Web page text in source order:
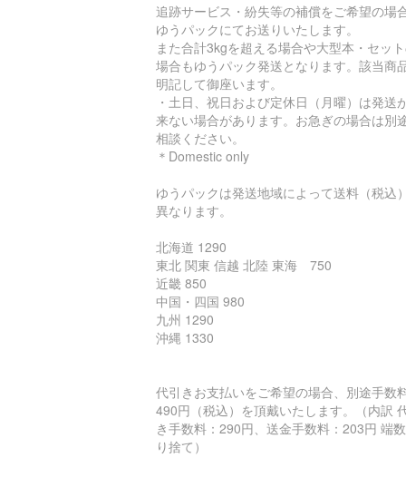
追跡サービス・紛失等の補償をご希望の場
ゆうパックにてお送りいたします。
また合計3kgを超える場合や大型本・セッ
場合もゆうパック発送となります。該当商
明記して御座います。
・土日、祝日および定休日（月曜）は発送
来ない場合があります。お急ぎの場合は別
相談ください。
＊Domestic only
ゆうパックは発送地域によって送料（税込
異なります。
北海道 1290
東北 関東 信越 北陸 東海 750
近畿 850
中国・四国 980
九州 1290
沖縄 1330
代引きお支払いをご希望の場合、別途手数
490円（税込）を頂戴いたします。（内訳
き手数料：290円、送金手数料：203円 端
り捨て）